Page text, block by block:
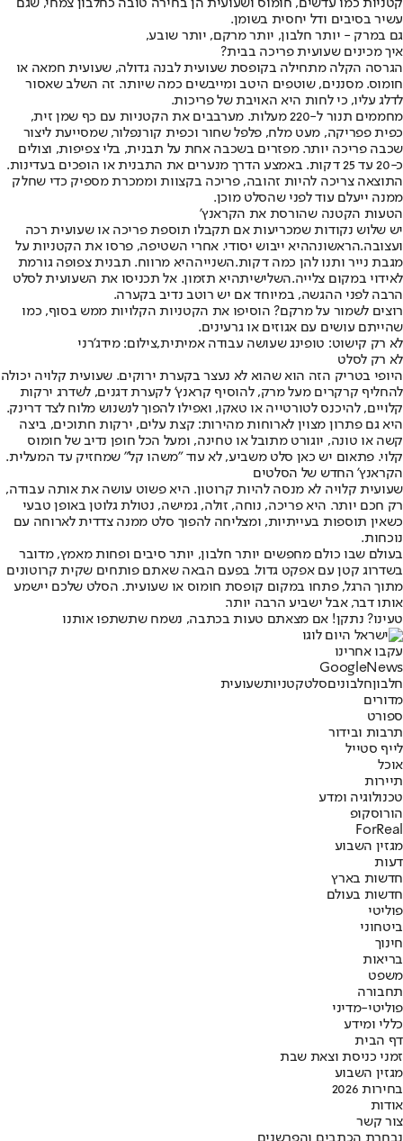
קטניות כמו עדשים, חומוס ושעועית הן בחירה טובה כחלבון צמחי, שגם
עשיר בסיבים ודל יחסית בשומן.
גם במרק - יותר חלבון, יותר מרקם, יותר שובע,
איך מכינים שעועית פריכה בבית?
הגרסה הקלה מתחילה בקופסת שעועית לבנה גדולה, שעועית חמאה או
חומוס. מסננים, שוטפים היטב ומייבשים כמה שיותר. זה השלב שאסור
לדלג עליו, כי לחות היא האויבת של פריכות.
מחממים תנור ל-220 מעלות. מערבבים את הקטניות עם כף שמן זית,
כפית פפריקה, מעט מלח, פלפל שחור וכפית קורנפלור, שמסייעת ליצור
שכבה פריכה יותר. מפזרים בשכבה אחת על תבנית, בלי צפיפות, וצולים
כ-20 עד 25 דקות. באמצע הדרך מנערים את התבנית או הופכים בעדינות.
התוצאה צריכה להיות זהובה, פריכה בקצוות וממכרת מספיק כדי שחלק
ממנה ייעלם עוד לפני שהסלט מוכן.
הטעות הקטנה שהורסת את הקראנץ'
יש שלוש נקודות שמכריעות אם תקבלו תוספת פריכה או שעועית רכה
ועצובה.הראשונההיא ייבוש יסודי. אחרי השטיפה, פרסו את הקטניות על
מגבת נייר ותנו להן כמה דקות.השנייההיא מרווח. תבנית צפופה גורמת
לאידוי במקום צלייה.השלישיתהיא תזמון. אל תכניסו את השעועית לסלט
הרבה לפני ההגשה, במיוחד אם יש רוטב נדיב בקערה.
רוצים לשמור על מרקם? הוסיפו את הקטניות הקלויות ממש בסוף, כמו
שהייתם עושים עם אגוזים או גרעינים.
לא רק קישוט: טופינג שעושה עבודה אמיתית,צילום: מידג'רני
לא רק לסלט
היופי בטריק הזה הוא שהוא לא נעצר בקערת ירוקים. שעועית קלויה יכולה
להחליף קרקרים מעל מרק, להוסיף קראנץ' לקערת דגנים, לשדרג ירקות
קלויים, להיכנס לטורטייה או טאקו, ואפילו להפוך לנשנוש מלוח לצד דרינק.
היא גם פתרון מצוין לארוחות מהירות: קצת עלים, ירקות חתוכים, ביצה
קשה או טונה, יוגורט מתובל או טחינה, ומעל הכל חופן נדיב של חומוס
קלוי. פתאום יש כאן סלט משביע, לא עוד "משהו קל" שמחזיק עד המעלית.
הקראנץ' החדש של הסלטים
שעועית קלויה לא מנסה להיות קרוטון. היא פשוט עושה את אותה עבודה,
רק חכם יותר. היא פריכה, נוחה, זולה, גמישה, נטולת גלוטן באופן טבעי
כשאין תוספות בעייתיות, ומצליחה להפוך סלט ממנה צדדית לארוחה עם
נוכחות.
בעולם שבו כולם מחפשים יותר חלבון, יותר סיבים ופחות מאמץ, מדובר
בשדרוג קטן עם אפקט גדול. בפעם הבאה שאתם פותחים שקית קרוטונים
מתוך הרגל, פתחו במקום קופסת חומוס או שעועית. הסלט שלכם יישמע
אותו דבר, אבל ישביע הרבה יותר.
טעינו? נתקן! אם מצאתם טעות בכתבה, נשמח שתשתפו אותנו
עקבו אחרינו
Googl eNews
חלבוןחלבוניםסלטקטניותשעועית
מדורים
ספורט
תרבות ובידור
לייף סטייל
אוכל
תיירות
טכנולוגיה ומדע
הורוסקופ
ForReal
מגזין השבוע
דעות
חדשות בארץ
חדשות בעולם
פוליטי
ביטחוני
חינוך
בריאות
משפט
תחבורה
פוליטי-מדיני
כללי ומידע
דף הבית
זמני כניסת וצאת שבת
מגזין השבוע
בחירות 2026
אודות
צור קשר
נבחרת הכתבים והפרשנים